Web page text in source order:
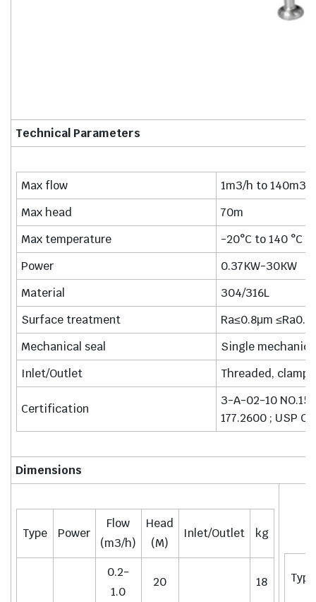
Technical Parameters
Max flow
1m3/h to 140m3/h
Max head
70m
Max temperature
-20°C to 140 °C
Power
0.37KW-30KW
Material
304/316L
Surface treatment
Ra≤0.8μm
Mechanical seal
Single
Inlet/Outlet
Threaded,
Certification
3-A-02-10
177.2600 ; USP
Dimensions
Type Power
Flow
(m3/h)
Head
(M)
Inlet/Outlet kg
0.2-
1.0
20 18 Type